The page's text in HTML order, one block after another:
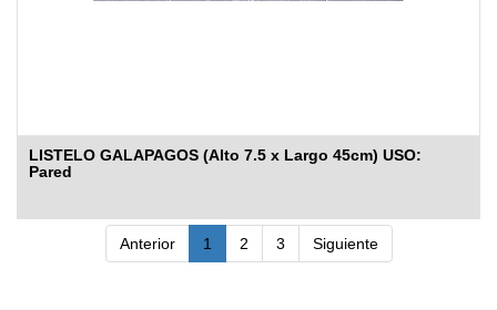
LISTELO GALAPAGOS (Alto 7.5 x Largo 45cm) USO:
Pared
Anterior 1 2 3 Siguiente